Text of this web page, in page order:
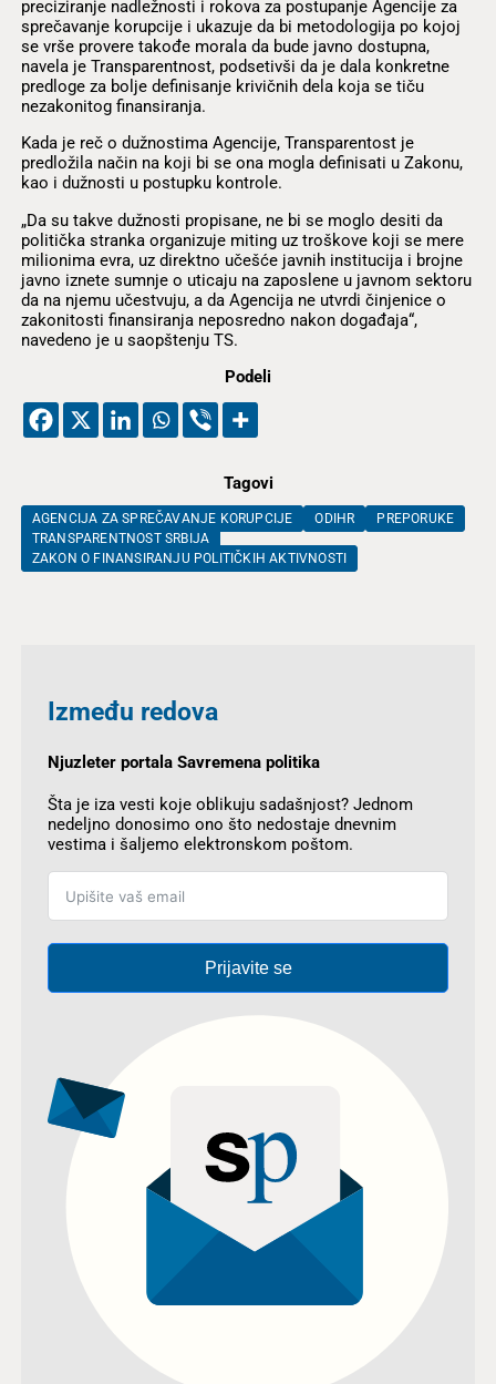
preciziranje nadležnosti i rokova za postupanje Agencije za
sprečavanje korupcije i ukazuje da bi metodologija po kojoj
se vrše provere takođe morala da bude javno dostupna,
navela je Transparentnost, podsetivši da je dala konkretne
predloge za bolje definisanje krivičnih dela koja se tiču
nezakonitog finansiranja.
Kada je reč o dužnostima Agencije, Transparentost je
predložila način na koji bi se ona mogla definisati u Zakonu,
kao i dužnosti u postupku kontrole.
„Da su takve dužnosti propisane, ne bi se moglo desiti da
politička stranka organizuje miting uz troškove koji se mere
milionima evra, uz direktno učešće javnih institucija i brojne
javno iznete sumnje o uticaju na zaposlene u javnom sektoru
da na njemu učestvuju, a da Agencija ne utvrdi činjenice o
zakonitosti finansiranja neposredno nakon događaja“,
navedeno je u saopštenju TS.
Podeli
Tagovi
AGENCIJA ZA SPREČAVANJE KORUPCIJE ODIHR
PREPORUKE
TRANSPARENTNOST SRBIJA
ZAKON O FINANSIRANJU POLITIČKIH AKTIVNOSTI
Između redova
Njuzleter portala Savremena politika
Šta je iza vesti koje oblikuju sadašnjost? Jednom
nedeljno donosimo ono što nedostaje dnevnim
vestima i šaljemo elektronskom poštom.
Prijavite se